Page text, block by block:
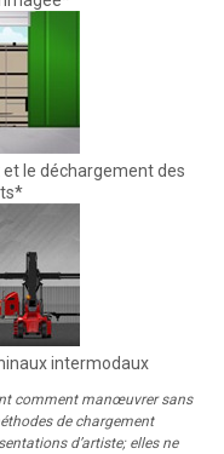
le déchargement des
intermodaux
comment manœuvrer sans
de chargement
d’artiste; elles ne